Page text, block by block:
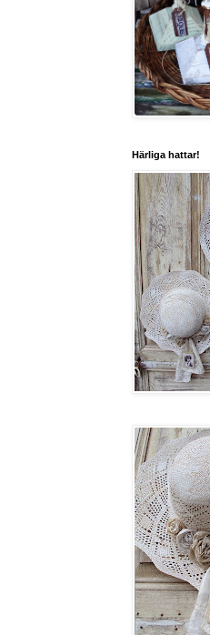
Härliga hattar!